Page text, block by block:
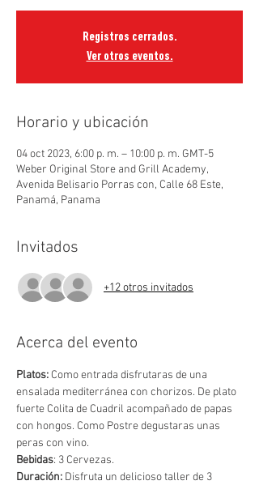
Registros cerrados.
Ver otros eventos.
Horario y ubicación
04 oct 2023, 6:00 p. m. – 10:00 p. m. GMT-5
Weber Original Store and Grill Academy,
Avenida Belisario Porras con, Calle 68 Este,
Panamá, Panama
Invitados
+12 otros invitados
Acerca del evento
Platos: Como entrada disfrutaras de una
ensalada mediterránea con chorizos. De plato
fuerte Colita de Cuadril acompañado de papas
con hongos. Como Postre degustaras unas
peras con vino.
Bebidas: 3 Cervezas.
Duración: Disfruta un delicioso taller de 3